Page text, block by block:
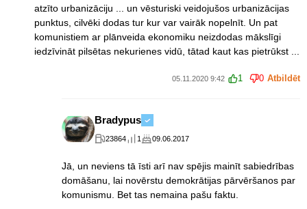
atzīto urbanizāciju ... un vēsturiski veidojušos urbanizācijas
punktus, cilvēki dodas tur kur var vairāk nopelnīt. Un pat
komunistiem ar plānveida ekonomiku neizdodas mākslīgi
iedzīvināt pilsētas nekurienes vidū, tātad kaut kas pietrūkst ...
05.11.2020 9:42 1 0 Atbildēt
Bradypus
23864 1 09.06.2017
Jā, un neviens tā īsti arī nav spējis mainīt sabiedrības
domāšanu, lai novērstu demokrātijas pārvēršanos par
komunismu. Bet tas nemaina pašu faktu.